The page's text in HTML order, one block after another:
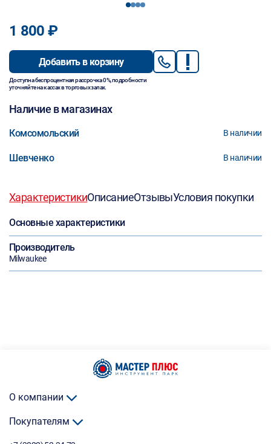
1234
1 800 ₽
Добавить в корзину
Доступна беспроцентная рассрочка 0%, подробности
уточняйте на кассах в торговых залах.
Наличие в магазинах
Комсомольский В наличии
Шевченко В наличии
ХарактеристикиОписаниеОтзывыУсловия покупки
Основные характеристики
Производитель
Milwaukee
О компании
Покупателям